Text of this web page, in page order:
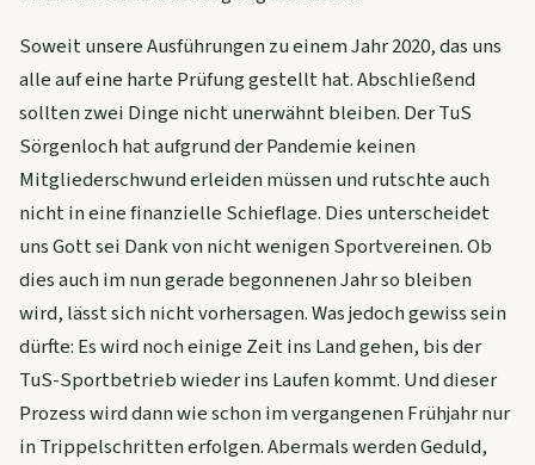
Soweit unsere Ausführungen zu einem Jahr 2020, das uns
alle auf eine harte Prüfung gestellt hat. Abschließend
sollten zwei Dinge nicht unerwähnt bleiben. Der TuS
Sörgenloch hat aufgrund der Pandemie keinen
Mitgliederschwund erleiden müssen und rutschte auch
nicht in eine finanzielle Schieflage. Dies unterscheidet
uns Gott sei Dank von nicht wenigen Sportvereinen. Ob
dies auch im nun gerade begonnenen Jahr so bleiben
wird, lässt sich nicht vorhersagen. Was jedoch gewiss sein
dürfte: Es wird noch einige Zeit ins Land gehen, bis der
TuS-Sportbetrieb wieder ins Laufen kommt. Und dieser
Prozess wird dann wie schon im vergangenen Frühjahr nur
in Trippelschritten erfolgen. Abermals werden Geduld,